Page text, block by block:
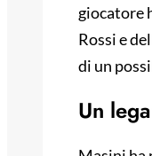
giocatore
Rossi e
di un
Un